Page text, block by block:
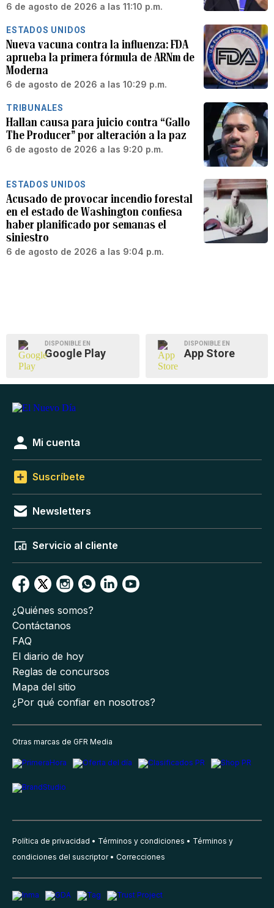
6 de agosto de 2026 a las 11:10 p.m.
ESTADOS UNIDOS
Nueva vacuna contra la influenza: FDA
aprueba la primera fórmula de ARNm de
Moderna
6 de agosto de 2026 a las 10:29 p.m.
TRIBUNALES
Hallan causa para juicio contra “Gallo
The Producer” por alteración a la paz
6 de agosto de 2026 a las 9:20 p.m.
ESTADOS UNIDOS
Acusado de provocar incendio forestal
en el estado de Washington confiesa
haber planificado por semanas el
siniestro
6 de agosto de 2026 a las 9:04 p.m.
DISPONIBLE EN
Google Play
DISPONIBLE EN
App Store
Mi cuenta
Suscríbete
Newsletters
Servicio al cliente
¿Quiénes somos?
Contáctanos
FAQ
El diario de hoy
Reglas de concursos
Mapa del sitio
¿Por qué confiar en nosotros?
Otras marcas de GFR Media
Política de privacidad Términos y condiciones
Términos y
condiciones del suscriptor
Correcciones